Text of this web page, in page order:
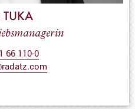
66 110-0